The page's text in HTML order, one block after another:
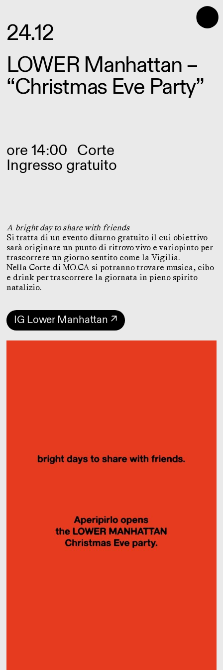
⬤
24.12
LOWER Manhattan –
“Christmas Eve Party”
ore 14:00 Corte
Ingresso gratuito
A bright day to share with friends
Si tratta di un evento diurno gratuito il cui obiettivo
sarà originare un punto di ritrovo vivo e variopinto per
trascorrere un giorno sentito come la Vigilia.
Nella Corte di MO.CA si potranno trovare musica, cibo
e drink per trascorrere la giornata in pieno spirito
natalizio.
IG Lower Manhattan ↗